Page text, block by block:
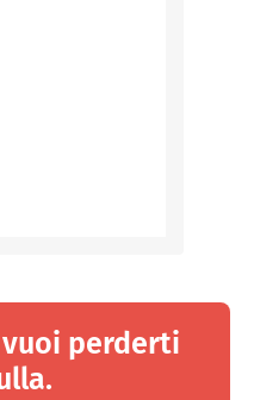
vuoi perderti